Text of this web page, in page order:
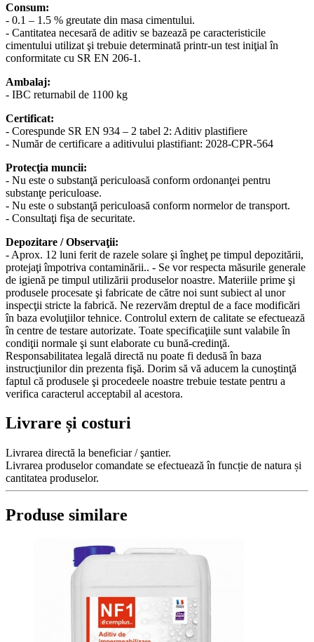
Consum:
- 0.1 – 1.5 % greutate din masa cimentului.
- Cantitatea necesară de aditiv se bazează pe caracteristicile
cimentului utilizat şi trebuie determinată printr-un test iniţial în
conformitate cu SR EN 206-1.
Ambalaj:
- IBC returnabil de 1100 kg
Certificat:
- Corespunde SR EN 934 – 2 tabel 2: Aditiv plastifiere
- Număr de certificare a aditivului plastifiant: 2028-CPR-564
Protecţia muncii:
- Nu este o substanţă periculoasă conform ordonanţei pentru
substanţe periculoase.
- Nu este o substanţă periculoasă conform normelor de transport.
- Consultaţi fişa de securitate.
Depozitare / Observaţii:
- Aprox. 12 luni ferit de razele solare şi îngheţ pe timpul depozitării,
protejaţi împotriva contaminării.. - Se vor respecta măsurile generale
de igienă pe timpul utilizării produselor noastre. Materiile prime şi
produsele procesate şi fabricate de către noi sunt subiect al unor
inspecţii stricte la fabrică. Ne rezervăm dreptul de a face modificări
în baza evoluţiilor tehnice. Controlul extern de calitate se efectuează
în centre de testare autorizate. Toate specificaţiile sunt valabile în
condiţii normale şi sunt elaborate cu bună-credinţă.
Responsabilitatea legală directă nu poate fi dedusă în baza
instrucţiunilor din prezenta fişă. Dorim să vă aducem la cunoştinţă
faptul că produsele şi procedeele noastre trebuie testate pentru a
verifica caracterul acceptabil al acestora.
Livrare și costuri
Livrarea directă la beneficiar / şantier.
Livrarea produselor comandate se efectuează în funcție de natura și
cantitatea produselor.
Produse similare